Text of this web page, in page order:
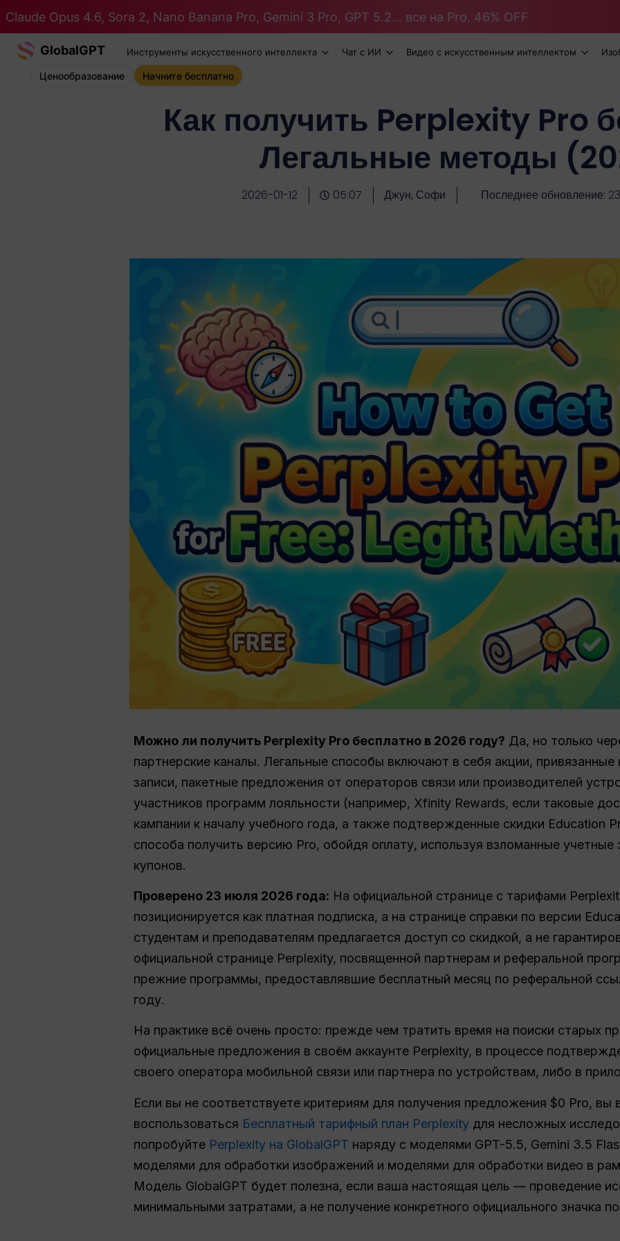
Claude Opus 4.6, Sora 2, Nano Banana Pro, Gemini 3 Pro, GPT 5.2... все на Pro. 46% OFF
GlobalGPT Инструменты искусственного интеллекта Чат с ИИ Видео с искусственным интеллектом
Ценообразование Начните бесплатно
Как получить Perplexity Pro
Легальные методы
2026-01-12 05:07 Джун, Софи Последнее обновление:
Можно ли получить Perplexity Pro бесплатно в 2026 году? Да, но только
партнерские каналы. Легальные способы включают в себя акции, привязанные
записи, пакетные предложения от операторов связи или производителей
участников программ лояльности (например, Xfinity Rewards, если таковые
кампании к началу учебного года, а также подтвержденные скидки Education
способа получить версию Pro, обойдя оплату, используя взломанные учетные
купонов.
Проверено 23 июля 2026 года: На официальной странице с тарифами
позиционируется как платная подписка, а на странице справки по версии
студентам и преподавателям предлагается доступ со скидкой, а не
официальной странице Perplexity, посвященной партнерам и реферальной
прежние программы, предоставлявшие бесплатный месяц по реферальной
году.
На практике всё очень просто: прежде чем тратить время на поиски старых
официальные предложения в своём аккаунте Perplexity, в процессе
своего оператора мобильной связи или партнера по устройствам, либо в
Если вы не соответствуете критериям для получения предложения $0 Pro, вы
воспользоваться Бесплатный тарифный план Perplexity для несложных
попробуйте Perplexity на GlobalGPT наряду с моделями GPT-5.5, Gemini 3.5
моделями для обработки изображений и моделями для обработки видео в
Модель GlobalGPT будет полезна, если ваша настоящая цель — проведение
минимальными затратами, а не получение конкретного официального значка